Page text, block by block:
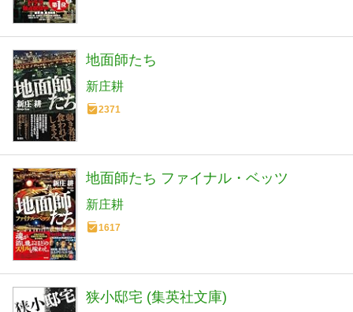
地面師たち
新庄耕
2371
地面師たち ファイナル・ベッツ
新庄耕
1617
狭小邸宅 (集英社文庫)